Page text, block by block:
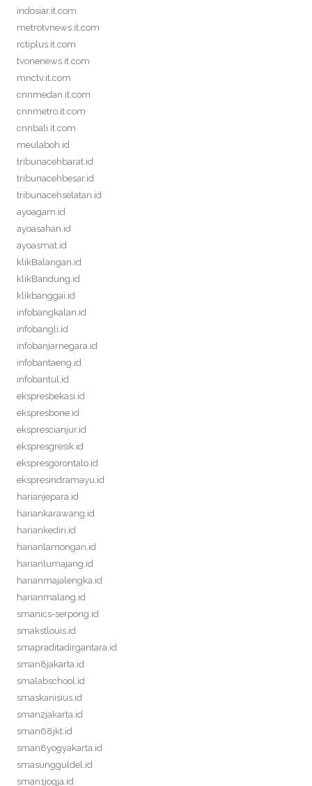
indosiar.it.com
metrotvnews.it.com
rctiplus.it.com
tvonenews.it.com
mnctv.it.com
cnnmedan.it.com
cnnmetro.it.com
cnnbali.it.com
meulaboh.id
tribunacehbarat.id
tribunacehbesar.id
tribunacehselatan.id
ayoagam.id
ayoasahan.id
ayoasmat.id
klikBalangan.id
klikBandung.id
klikbanggai.id
infobangkalan.id
infobangli.id
infobanjarnegara.id
infobantaeng.id
infobantul.id
ekspresbekasi.id
ekspresbone.id
eksprescianjur.id
ekspresgresik.id
ekspresgorontalo.id
ekspresindramayu.id
harianjepara.id
hariankarawang.id
hariankediri.id
harianlamongan.id
harianlumajang.id
harianmajalengka.id
harianmalang.id
smanics-serpong.id
smakstlouis.id
smapraditadirgantara.id
sman8jakarta.id
smalabschool.id
smaskanisius.id
sman2jakarta.id
sman68jkt.id
sman8yogyakarta.id
smasungguldel.id
sman1jogja.id